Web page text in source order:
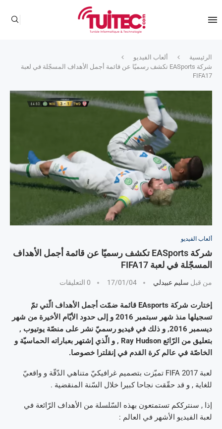
الرئيسية
ألعاب الفيديو
شركة EASports تكشف رسميّا عن قائمة أجمل الأهداف المسجّلة في لعبة
FIFA17
ألعاب الفيديو
شركة EASports تكشف رسميّا عن قائمة أجمل الأهداف
المسجّلة في لعبة FIFA17
من قبل سليم عبيدلي 17/01/04 0 التعليقات
إختارت شركة EAsports قائمة ضمّت أجمل الأهداف الّتي تمّ
تسجيلها منذ شهر سبتمبر 2016 و إلى حدود الأيّام الأخيرة من شهر
ديسمبر 2016, و ذلك في فيديو رسميّ نشر على منصّة يوتيوب ,
بتعليق من الرّائع Ray Hudson , و الّذي إشتهر بعباراته الحماسيّة و
الخاصّة في عالم كرة القدم في إنقلترا خصوصا.
لعبة FIFA 2017 تميّزت بتصميم غرافيكيّ متناهي الدّقّة و واقعيّ
للغاية , و قد حقّقت نجاحا كبيرا خلال السّنة المنقضية .
إذا , سنترككم تستمتعون بهذه السّلسلة من الأهداف الرّائعة في
لعبة الفيديو الأشهر في العالم :